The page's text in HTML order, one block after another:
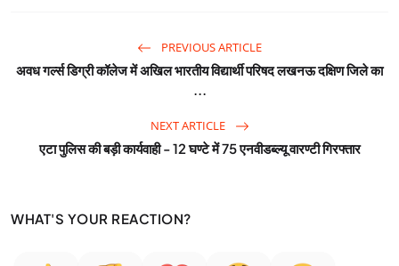
PREVIOUS ARTICLE
अवध गर्ल्स डिग्री कॉलेज में अखिल भारतीय विद्यार्थी परिषद लखनऊ दक्षिण जिले का
NEXT ARTICLE
एटा पुलिस की बड़ी कार्यवाही - 12 घण्टे में 75 एनवीडब्ल्यू वारण्टी गिरफ्तार
WHAT'S YOUR REACTION?